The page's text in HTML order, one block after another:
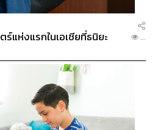
แห่งแรกในเอเชียที่ธนิยะ ...